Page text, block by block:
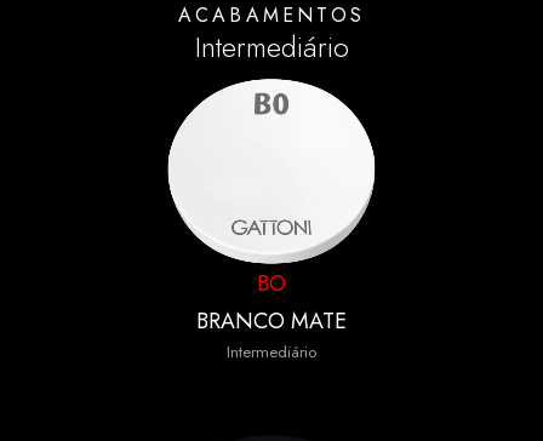
ACABAMENTOS
Intermediário
BO
BRANCO MATE
Intermediário